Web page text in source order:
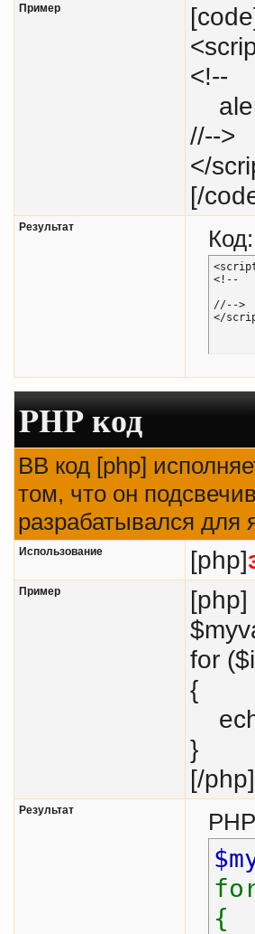
Пример
<!--
//-->
</
[/
Результат Код:
<!--
//-->
</
PHP код
BB код [php]
том, что он
разрабатывался для
Использование [php]
Пример
[php]
for ($
{
}
[/php]
Результат
{